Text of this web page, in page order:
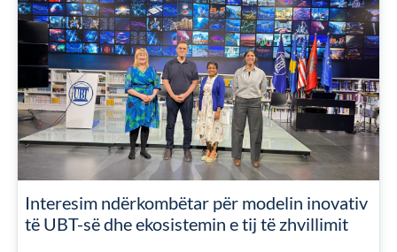
Interesim ndërkombëtar për modelin inovativ
të UBT-së dhe ekosistemin e tij të zhvillimit